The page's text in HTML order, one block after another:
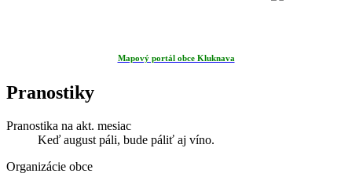
Mapový portál obce Kluknava
Pranostiky
Pranostika na akt. mesiac
Keď august páli, bude páliť aj víno.
Organizácie obce